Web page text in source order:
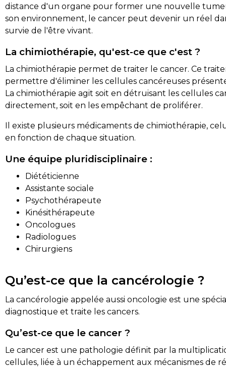
distance d'un organe pour former une nouvelle
son environnement, le cancer peut devenir un réel
survie de l'être vivant.
La chimiothérapie, qu'est-ce que c'est ?
La chimiothérapie permet de traiter le cancer. Ce
permettre d'éliminer les cellules cancéreuses
La chimiothérapie agit soit en détruisant les cellules
directement, soit en les empêchant de proliférer.
Il existe plusieurs médicaments de chimiothérapie,
en fonction de chaque situation.
Une équipe pluridisciplinaire :
Diététicienne
Assistante sociale
Psychothérapeute
Kinésithérapeute
Oncologues
Radiologues
Chirurgiens
Qu’est-ce que la cancérologie ?
La cancérologie appelée aussi oncologie est une
diagnostique et traite les cancers.
Qu’est-ce que le cancer ?
Le cancer est une pathologie définit par la
cellules, liée à un échappement aux mécanismes de